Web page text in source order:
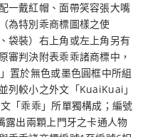
一戴紅帽、面帶笑容張大嘴
為特別乖商標圖樣之使
袋裝）右上角或左上角另有
審判決附表乖乖諸商標中，
置於無色或墨色圓框中所組
列較小之外文「KuaiKuai」
「乖乖」所單獨構成；編號
露出兩顆上門牙之卡通人物